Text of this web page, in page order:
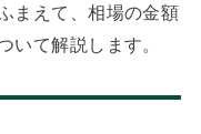
まえて、相場の金額
いて解説します。